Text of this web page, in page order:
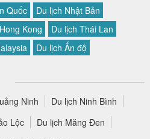
Quốc
Du lịch Nhật Bản
Kong
Du lịch Thái Lan
Du lịch Ấn độ
Ninh
Du lịch Ninh Bình
Lộc
Du lịch Măng Đen